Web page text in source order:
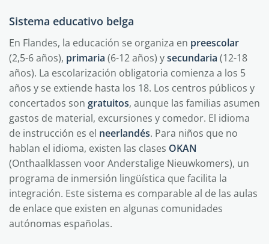
Sistema educativo belga
En Flandes, la educación se organiza en preescolar
(2,5-6 años), primaria (6-12 años) ysecundaria (12-18
años). La escolarización obligatoria comienza a los 5
años y se extiende hasta los 18. Los centros públicos y
concertados son gratuitos, aunque las familias asumen
gastos de material, excursiones y comedor. El idioma
de instrucción es el neerlandés. Para niños que no
hablan el idioma, existen las clases OKAN
(Onthaalklassen voor Anderstalige Nieuwkomers), un
programa de inmersión lingüística que facilita la
integración. Este sistema es comparable al de las aulas
de enlace que existen en algunas comunidades
autónomas españolas.